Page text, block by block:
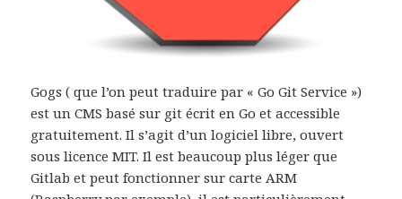
Gogs ( que l’on peut traduire par « Go Git Service »)
est un CMS basé sur git écrit en Go et accessible
gratuitement. Il s’agit d’un logiciel libre, ouvert
sous licence MIT. Il est beaucoup plus léger que
Gitlab et peut fonctionner sur carte ARM